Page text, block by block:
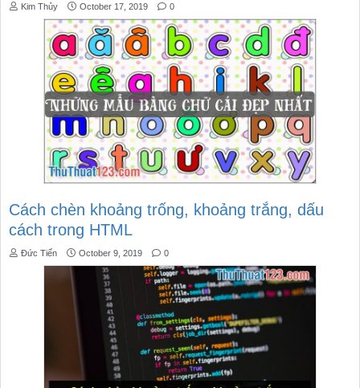
Kim Thủy October 17, 2019 0
Cách chèn khoảng trống, khoảng trắng, dấu
cách trong HTML
Đức Tiến October 9, 2019 0